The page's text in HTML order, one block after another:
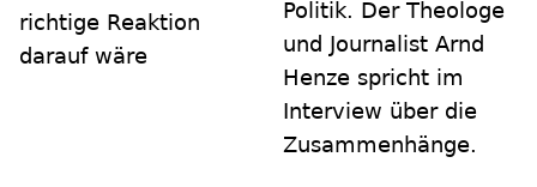
richtige Reaktion
darauf wäre
Politik. Der Theologe
und Journalist Arnd
Henze spricht im
Interview über die
Zusammenhänge.